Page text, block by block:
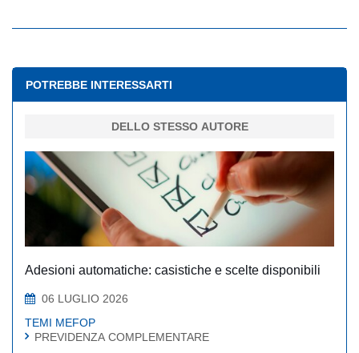
POTREBBE INTERESSARTI
DELLO STESSO AUTORE
Adesioni automatiche: casistiche e scelte disponibili
06 LUGLIO 2026
TEMI MEFOP
PREVIDENZA COMPLEMENTARE